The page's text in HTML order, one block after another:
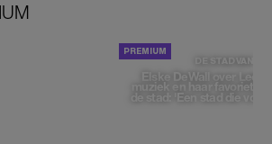
DE STAD VAN
Elske DeWall over
muziek en haar favoriete
de stad: 'Een stad die